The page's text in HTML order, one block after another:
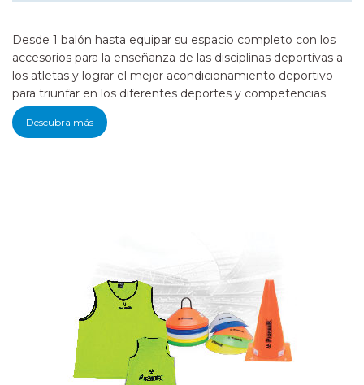
Desde 1 balón hasta equipar su espacio completo con los
accesorios para la enseñanza de las disciplinas deportivas a
los atletas y lograr el mejor acondicionamiento deportivo
para triunfar en los diferentes deportes y competencias.
Descubra más